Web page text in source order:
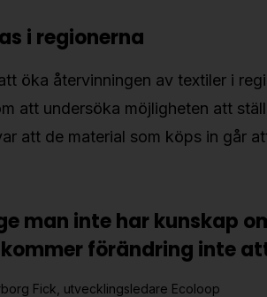
i regionerna
öka återvinningen av textiler i
att undersöka möjligheten att
att de material som köps in går
man inte har kunskap
förändring inte
Fick, utvecklingsledare Ecoloop